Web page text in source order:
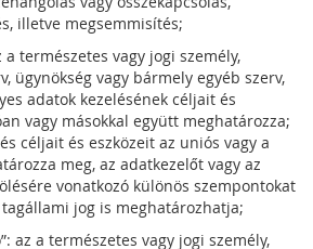
illetve megsemmisítés;
a természetes vagy jogi személy,
ügynökség vagy bármely egyéb szerv,
adatok kezelésének céljait és
vagy másokkal együtt meghatározza;
céljait és eszközeit az uniós vagy a
meg, az adatkezelőt vagy az
vonatkozó különös szempontokat
jog is meghatározhatja;
az a természetes vagy jogi személy,